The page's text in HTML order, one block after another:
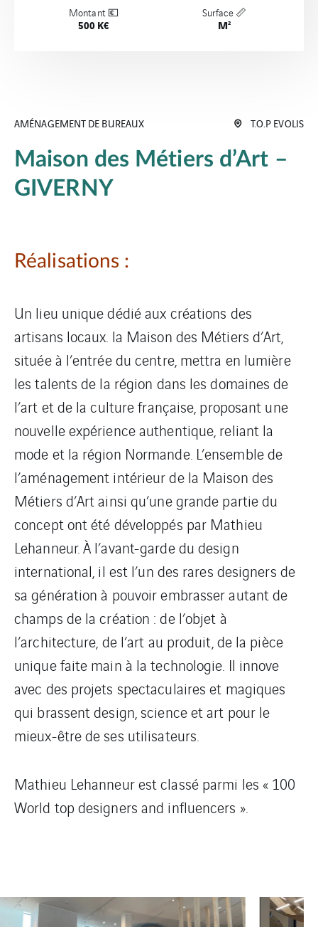
Montant 💶
500 K€
Surface 📏
M²
AMÉNAGEMENT DE BUREAUX T.O.P EVOLIS
Maison des Métiers d’Art –
GIVERNY
Réalisations :
Un lieu unique dédié aux créations des
artisans locaux. la Maison des Métiers d’Art,
située à l’entrée du centre, mettra en lumière
les talents de la région dans les domaines de
l’art et de la culture française, proposant une
nouvelle expérience authentique, reliant la
mode et la région Normande. L’ensemble de
l’aménagement intérieur de la Maison des
Métiers d’Art ainsi qu’une grande partie du
concept ont été développés par Mathieu
Lehanneur. À l’avant-garde du design
international, il est l’un des rares designers de
sa génération à pouvoir embrasser autant de
champs de la création : de l’objet à
l’architecture, de l’art au produit, de la pièce
unique faite main à la technologie. Il innove
avec des projets spectaculaires et magiques
qui brassent design, science et art pour le
mieux-être de ses utilisateurs.
Mathieu Lehanneur est classé parmi les « 100
World top designers and influencers ».